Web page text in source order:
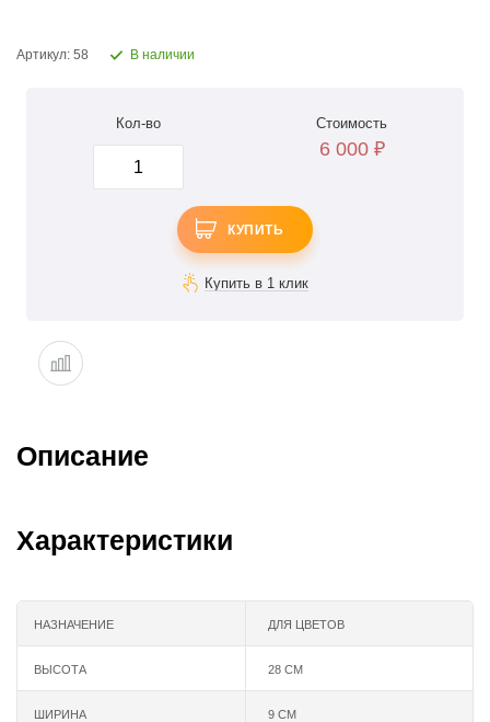
Артикул: 58 В наличии
Кол-во Стоимость
6 000 ₽
КУПИТЬ
Описание
Характеристики
НАЗНАЧЕНИЕ ДЛЯ ЦВЕТОВ
ВЫСОТА 28 СМ
ШИРИНА 9 СМ